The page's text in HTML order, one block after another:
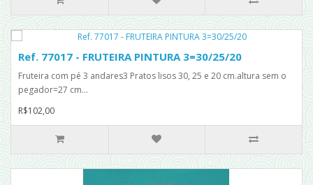
Ref. 77017 - FRUTEIRA PINTURA 3=30/25/20
Fruteira com pé 3 andares3 Pratos lisos 30, 25 e 20 cm.altura sem o
pegador=27 cm...
R$102,00